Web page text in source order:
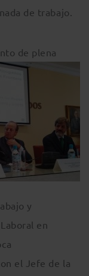
de trabajo.
de plena
y
en
el Jefe de la